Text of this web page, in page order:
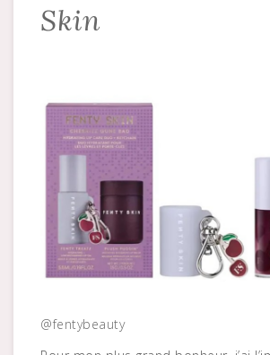
Skin
@fentybeauty